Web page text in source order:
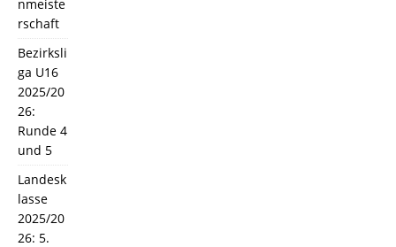
nmeiste
rschaft
Bezirksli
ga U16
2025/20
26:
Runde 4
und 5
Landesk
lasse
2025/20
26: 5.